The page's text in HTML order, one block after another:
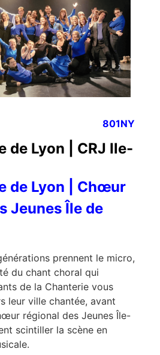
801NY
de Lyon | CRJ Ile-
de Lyon | Chœur
Jeunes Île de
prennent le micro,
du chant choral qui
de la Chanterie vous
leur ville chantée, avant
régional des Jeunes Île-
scintiller la scène en